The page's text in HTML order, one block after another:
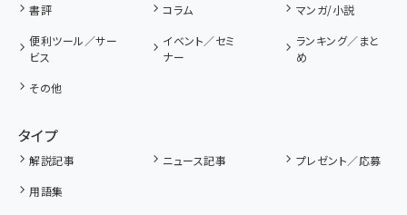
書評 コラム
マンガ/小説
便利ツール／サー
ビス
イベント／セミ
ナー
ランキング／まと
め
その他
タイプ
解説記事 ニュース記事
プレゼント／応募
用語集